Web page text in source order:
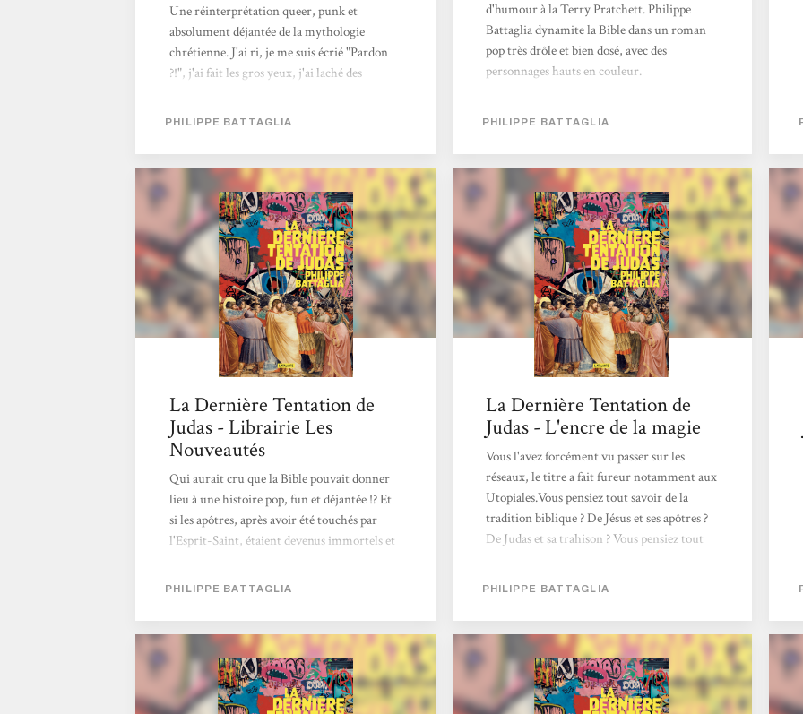
Une réinterprétation queer, punk et
absolument déjantée de la mythologie
chrétienne. J'ai ri, je me suis écrié "Pardon
?!", j'ai fait les gros yeux, j'ai laché des
véritable voyage du début à la fin. Une vraie
PHILIPPE BATTAGLIA
d'humour à la Terry Pratchett. Philippe
Battaglia dynamite la Bible dans un roman
pop très drôle et bien dosé, avec des
personnages hauts en couleur.
PHILIPPE BATTAGLIA
La Dernière Tentation de
Judas - Librairie Les
Nouveautés
Qui aurait cru que la Bible pouvait donner
lieu à une histoire pop, fun et déjantée !? Et
si les apôtres, après avoir été touchés par
l'Esprit-Saint, étaient devenus immortels et
lecture, un régal ! Antoine
PHILIPPE BATTAGLIA
La Dernière Tentation de
Judas - L'encre de la magie
Vous l'avez forcément vu passer sur les
réseaux, le titre a fait fureur notamment aux
Utopiales.Vous pensiez tout savoir de la
tradition biblique ? De Jésus et ses apôtres ?
De Judas et sa trahison ? Vous pensiez tout
dernières années !Une réécriture queer et
féministe de la Bible, certains l'ont rêvé,
Battaglia l'a écrit ! C'est l'OLNI le plus
déjanté que j'ai pu lire.Étant extrêmement
réfractaire...
PHILIPPE BATTAGLIA